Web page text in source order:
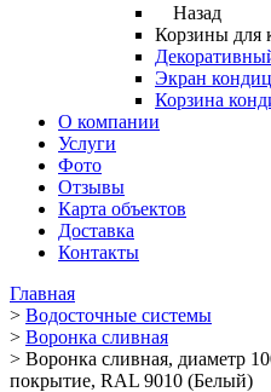
Назад
Корзины для
Экран
Корзина
О компании
Услуги
Фото
Отзывы
Карта объектов
Доставка
Контакты
Главная
> Водосточные системы
> Воронка сливная
> Воронка сливная, диаметр
покрытие, RAL 9010 (Белый)